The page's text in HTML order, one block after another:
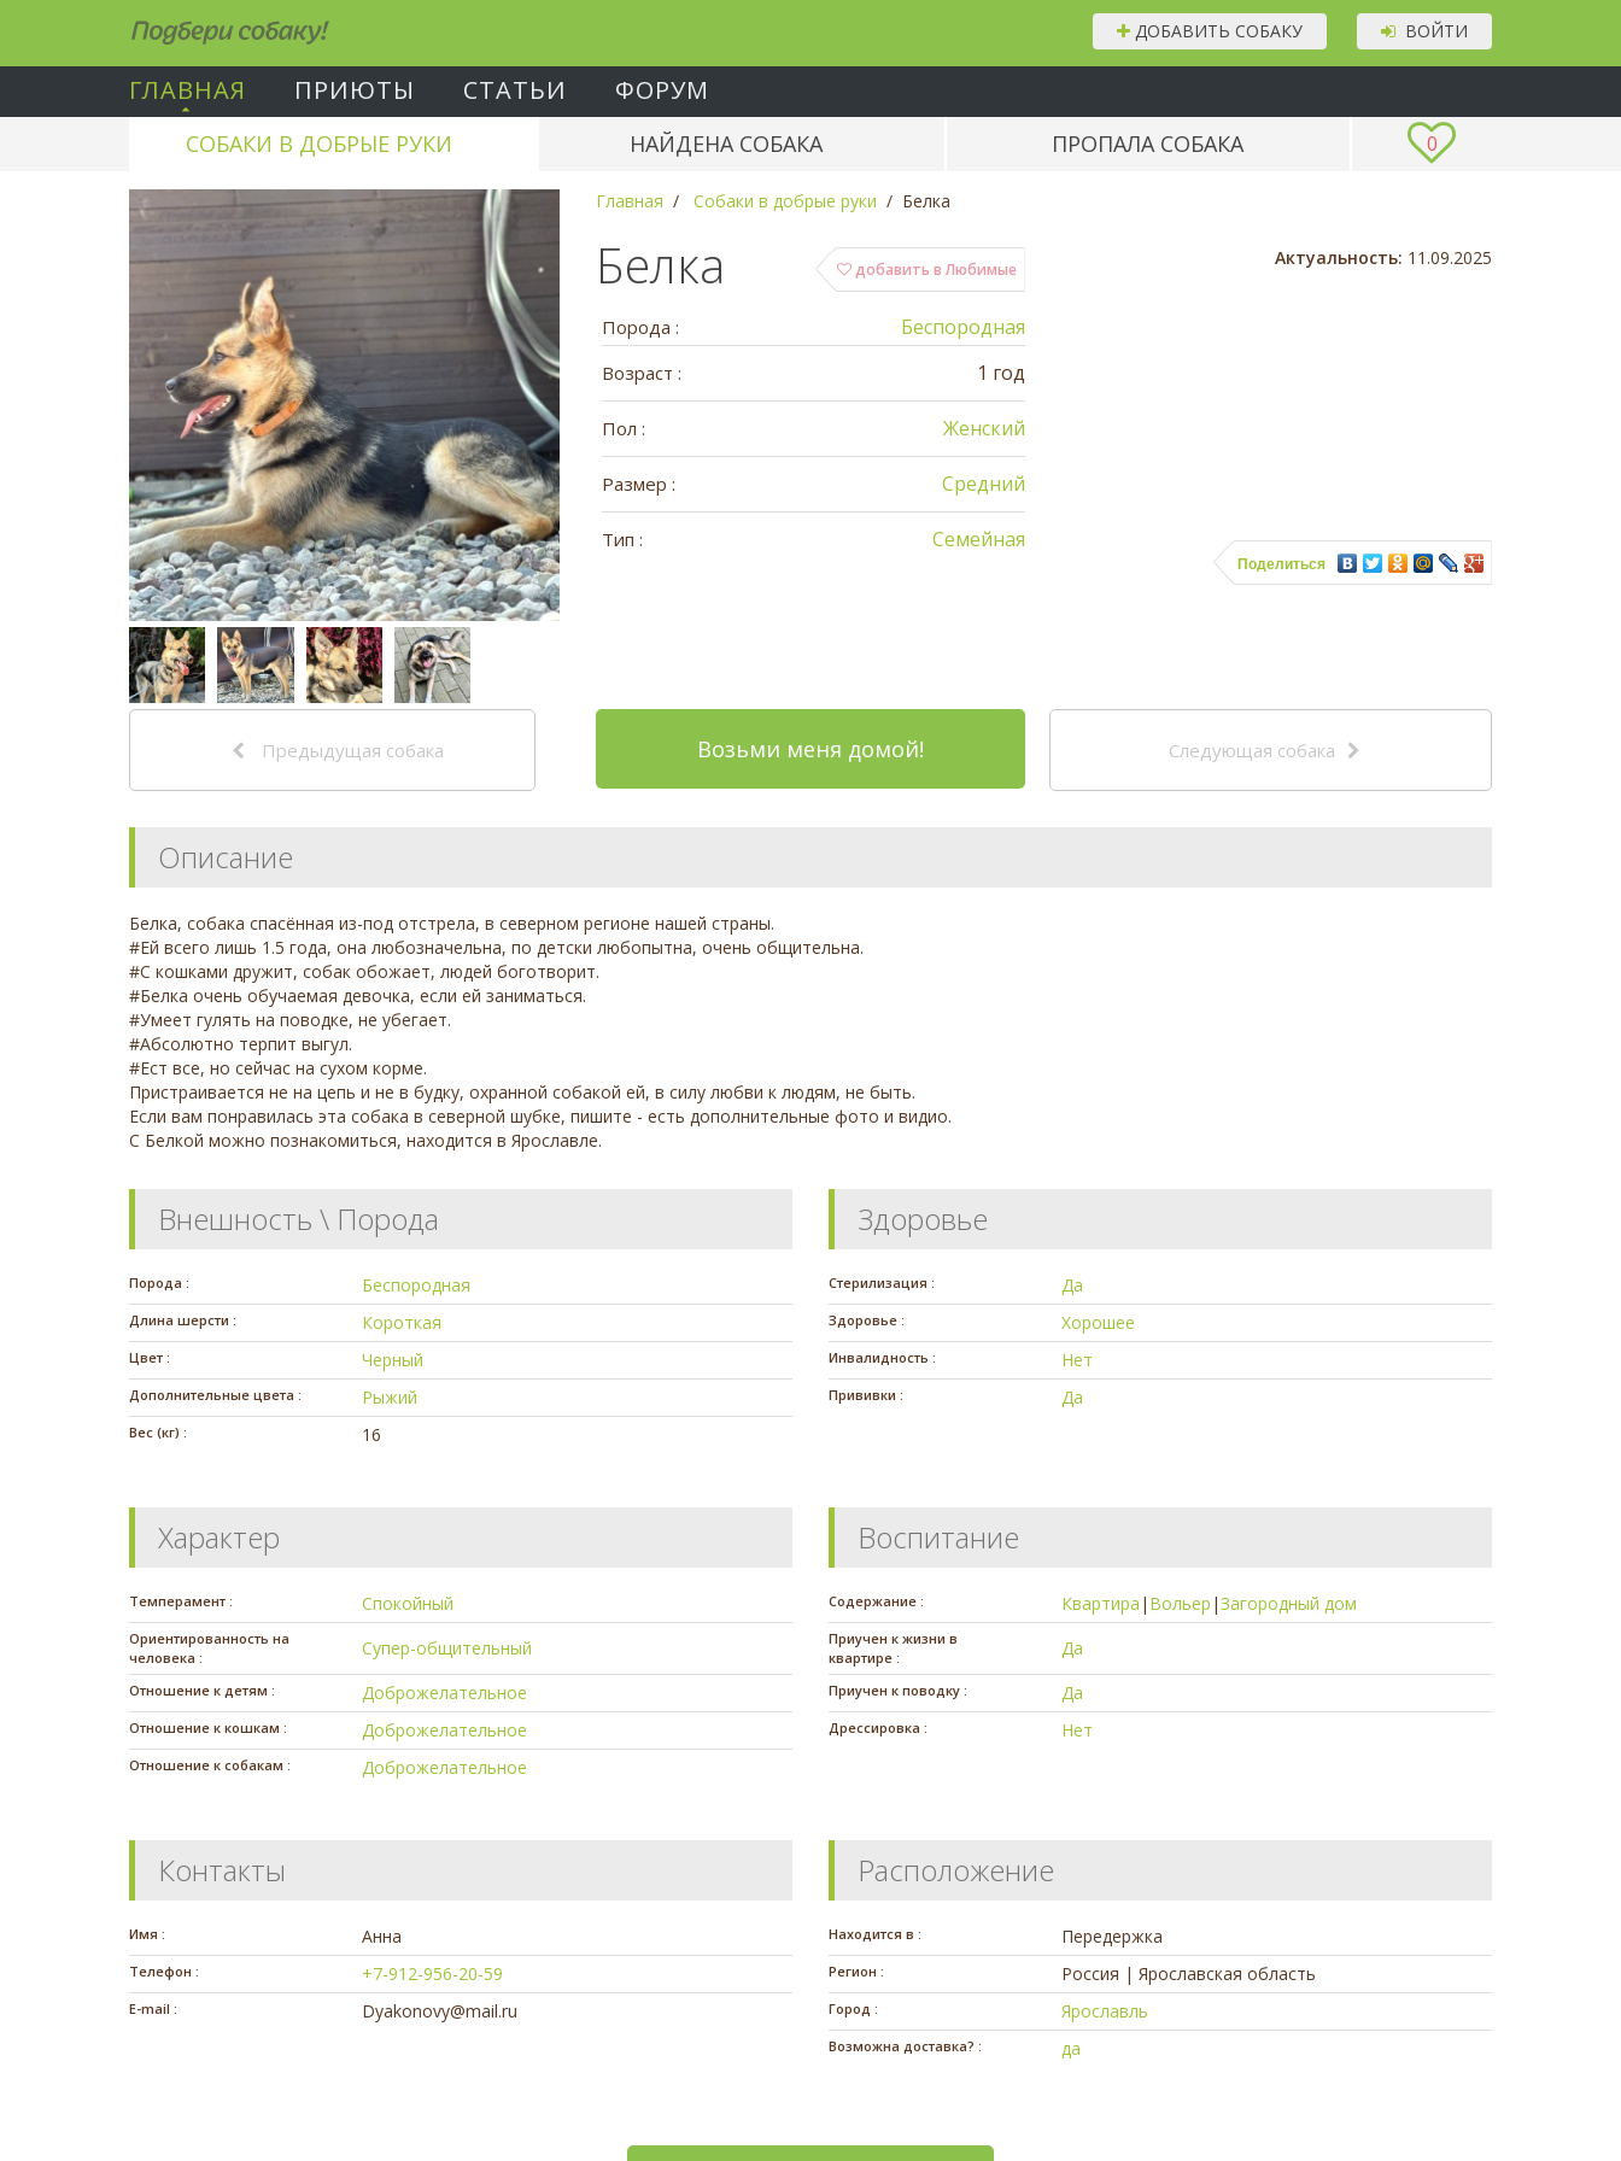
Подбери собаку! ВОЙТИ
ДОБАВИТЬ СОБАКУ
ГЛАВНАЯ ПРИЮТЫ СТАТЬИ ФОРУМ
0
СОБАКИ В ДОБРЫЕ РУКИ НАЙДЕНА СОБАКА ПРОПАЛА СОБАКА
Главная Собаки в добрые руки Белка
добавить в Любимые
Белка
Порода : Беспородная
Возраст : 1 год
Пол : Женский
Размер : Средний
Тип : Семейная
Актуальность: 11.09.2025
Поделиться
Предыдущая собака Возьми меня домой! Следующая собака
Описание
Белка, собака спасённая из-под отстрела, в северном регионе нашей страны.
#Ей всего лишь 1.5 года, она любозначельна, по детски любопытна, очень общительна.
#С кошками дружит, собак обожает, людей боготворит.
#Белка очень обучаемая девочка, если ей заниматься.
#Умеет гулять на поводке, не убегает.
#Абсолютно терпит выгул.
#Ест все, но сейчас на сухом корме.
Пристраивается не на цепь и не в будку, охранной собакой ей, в силу любви к людям, не быть.
Если вам понравилась эта собака в северной шубке, пишите - есть дополнительные фото и видио.
С Белкой можно познакомиться, находится в Ярославле.
Внешность \ Порода
Порода : Беспородная
Длина шерсти : Короткая
Цвет : Черный
Дополнительные цвета : Рыжий
Вес (кг) : 16
Здоровье
Стерилизация : Да
Здоровье : Хорошее
Инвалидность : Нет
Прививки : Да
Характер
Темперамент : Спокойный
Ориентированность на
человека :
Супер-общительный
Отношение к детям : Доброжелательное
Отношение к кошкам : Доброжелательное
Отношение к собакам : Доброжелательное
Воспитание
Содержание : Квартира | Вольер |Загородный дом
Приучен к жизни в
квартире :
Да
Приучен к поводку : Да
Дрессировка : Нет
Контакты
Имя : Анна
Телефон : +7-912-956-20-59
E-mail : Dyakonovy@mail.ru
Расположение
Находится в : Передержка
Регион : Россия | Ярославская область
Город : Ярославль
Возможна доставка? : да